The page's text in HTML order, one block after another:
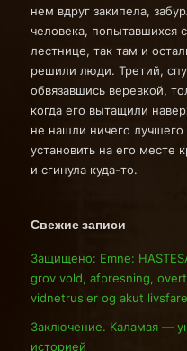
нем вдруг закипела,
человека, попытавшихся
лестнице, так там и
решили люди. Третий,
обвязавшись веревкой,
когда его вытащили
не нашли ничего лучшего
установить на его месте
и сгинула куда-то.
Свежие записи
Защищено: Emne:
grov vold, afpresning,
vidnetrusler og akut livsfare
Заключение. Каламая —
историей